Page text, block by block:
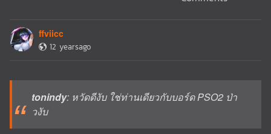
ffviicc
12 yearsago
tonindy: หวัดดีงับ ใช่ท่านเดียวกับบอร์ด PSO2 ป่า
วงับ